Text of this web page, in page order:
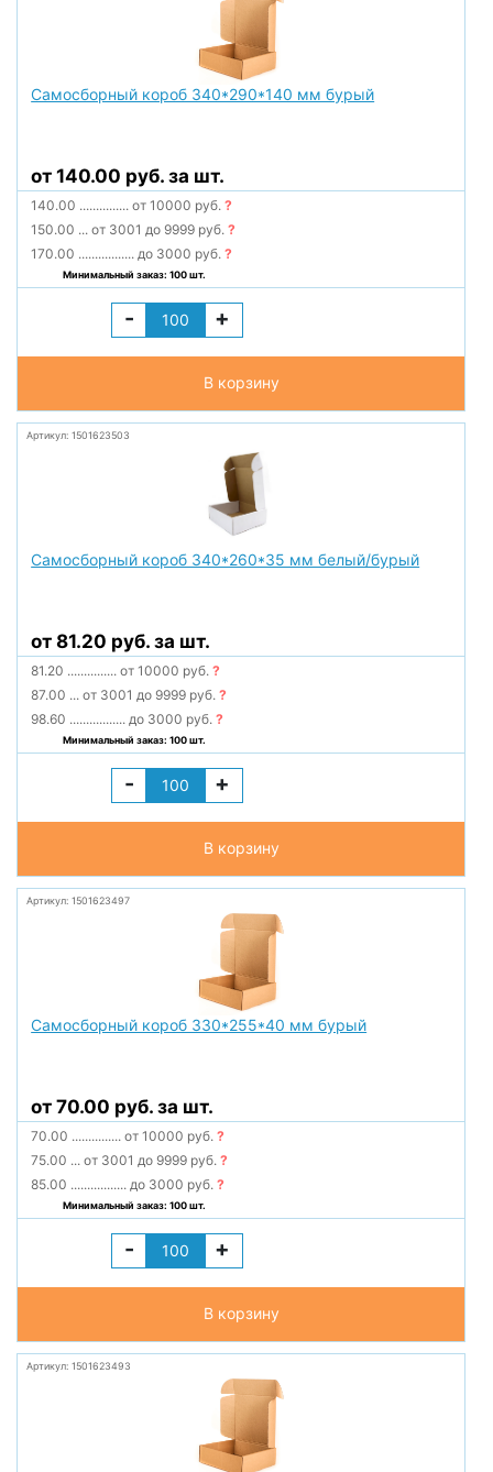
Самосборный короб 340*290*140 мм бурый
от 140.00 руб. за шт.
140.00 ............... от 10000 руб.?
150.00 ... от 3001 до 9999 руб.?
170.00 ................. до 3000 руб.?
Минимальный заказ: 100 шт.
- +
В корзину
Артикул: 1501623503
Самосборный короб 340*260*35 мм белый/бурый
от 81.20 руб. за шт.
81.20 ............... от 10000 руб.?
87.00 ... от 3001 до 9999 руб.?
98.60 ................. до 3000 руб.?
Минимальный заказ: 100 шт.
- +
В корзину
Артикул: 1501623497
Самосборный короб 330*255*40 мм бурый
от 70.00 руб. за шт.
70.00 ............... от 10000 руб.?
75.00 ... от 3001 до 9999 руб.?
85.00 ................. до 3000 руб.?
Минимальный заказ: 100 шт.
- +
В корзину
Артикул: 1501623493